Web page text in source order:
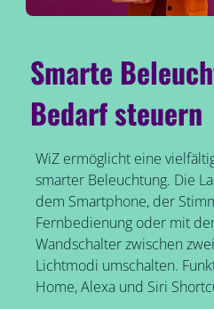
Smarte
Bedarf steuern
WiZ ermöglicht eine
smarter Beleuchtung. Die
dem Smartphone, der
Fernbedienung oder mit
Wandschalter zwischen
Lichtmodi umschalten.
Home, Alexa und Siri